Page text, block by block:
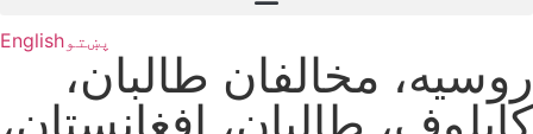
پښتوEnglish
روسیه، مخالفان طالبان،